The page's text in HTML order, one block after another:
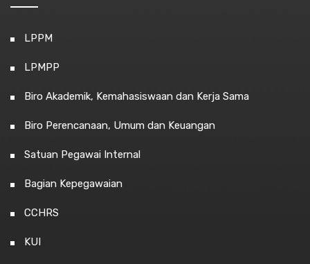
LPPM
LPMPP
Biro Akademik, Kemahasiswaan dan Kerja Sama
Biro Perencanaan, Umum dan Keuangan
Satuan Pegawai Internal
Bagian Kepegawaian
CCHRS
KUI